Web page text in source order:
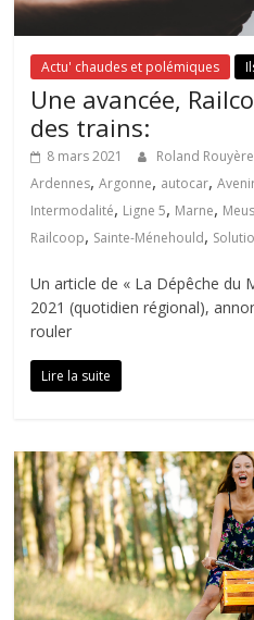
Actu' chaudes et polémiques
Une avancée,
des trains:
8 mars 2021 Roland Rouyère
Ardennes,Argonne, autocar,
Intermodalité, Ligne 5, Marne,
Railcoop, Sainte-Ménehould,
Un article de « La Dépêche du
2021 (quotidien régional),
rouler
Lire la suite